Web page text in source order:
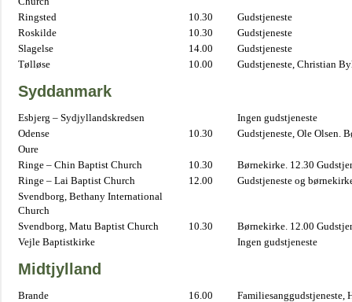
Ringsted 10.30
Gudstjeneste
Roskilde
10.30
Gudstjeneste
Slagelse
14.00
Gudstjeneste
Tølløse
10.00 Gudstjeneste, Christian
Syddanmark
Esbjerg – Sydjyllandskredsen
Ingen gudstjeneste
Odense
10.30
Gudstjeneste, Ole Olsen.
Oure
Ringe – Chin Baptist Church
10.30
Børnekirke. 12.30
Ringe – Lai Baptist Church
12.00
Gudstjeneste og
Svendborg, Bethany International
Church
Svendborg, Matu Baptist Church
10.30
Børnekirke. 12.00
Vejle Baptistkirke
Ingen gudstjeneste
Midtjylland
Brande 16.00
Familiesanggudstjeneste,